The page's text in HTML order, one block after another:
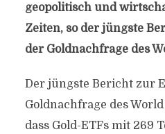
geopolitisch und
Zeiten, so der jüngste
der Goldnachfrage des
Der jüngste Bericht zur
Goldnachfrage des
dass Gold-ETFs mit 269